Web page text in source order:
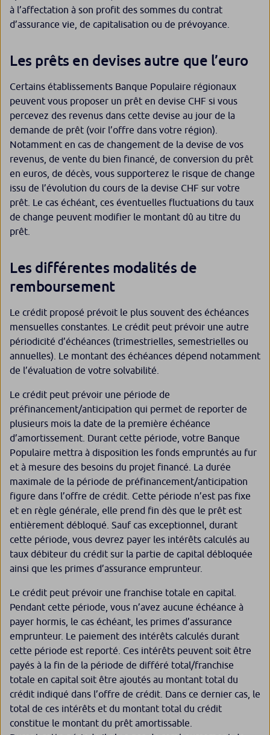
à l’affectation à son profit des sommes du contrat
d’assurance vie, de capitalisation ou de prévoyance.
Les prêts en devises autre que l’euro
Certains établissements Banque Populaire régionaux
peuvent vous proposer un prêt en devise CHF si vous
percevez des revenus dans cette devise au jour de la
demande de prêt (voir l’offre dans votre région).
Notamment en cas de changement de la devise de vos
revenus, de vente du bien financé, de conversion du prêt
en euros, de décès, vous supporterez le risque de change
issu de l’évolution du cours de la devise CHF sur votre
prêt. Le cas échéant, ces éventuelles fluctuations du taux
de change peuvent modifier le montant dû au titre du
prêt.
Les différentes modalités de
remboursement
Le crédit proposé prévoit le plus souvent des échéances
mensuelles constantes. Le crédit peut prévoir une autre
périodicité d’échéances (trimestrielles, semestrielles ou
annuelles). Le montant des échéances dépend notamment
de l’évaluation de votre solvabilité.
Le crédit peut prévoir une période de
préfinancement/anticipation qui permet de reporter de
plusieurs mois la date de la première échéance
d’amortissement. Durant cette période, votre Banque
Populaire mettra à disposition les fonds empruntés au fur
et à mesure des besoins du projet financé. La durée
maximale de la période de préfinancement/anticipation
figure dans l’offre de crédit. Cette période n’est pas fixe
et en règle générale, elle prend fin dès que le prêt est
entièrement débloqué. Sauf cas exceptionnel, durant
cette période, vous devrez payer les intérêts calculés au
taux débiteur du crédit sur la partie de capital débloquée
ainsi que les primes d’assurance emprunteur.
Le crédit peut prévoir une franchise totale en capital.
Pendant cette période, vous n’avez aucune échéance à
payer hormis, le cas échéant, les primes d’assurance
emprunteur. Le paiement des intérêts calculés durant
cette période est reporté. Ces intérêts peuvent soit être
payés à la fin de la période de différé total/franchise
totale en capital soit être ajoutés au montant total du
crédit indiqué dans l’offre de crédit. Dans ce dernier cas, le
total de ces intérêts et du montant total du crédit
constitue le montant du prêt amortissable.